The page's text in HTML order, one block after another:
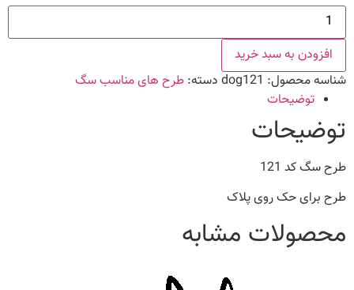
طرح
سگ
کد
121
عددافزودن به سبد خرید
شناسه محصول: dog121 دسته: طرح های مناسب سگ
توضیحات
توضیحات
طرح سگ کد 121
طرح برای حک روی پلاک
محصولات مشابه